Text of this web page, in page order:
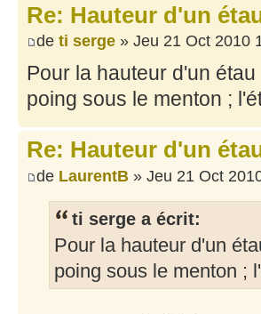
Re: Hauteur d'un
de ti serge » Jeu 21 Oct 2010
Pour la hauteur d'un
poing sous le menton ;
Re: Hauteur d'un
de LaurentB » Jeu 21 Oct
ti serge a écrit:
Pour la hauteur d'un
poing sous le menton ;